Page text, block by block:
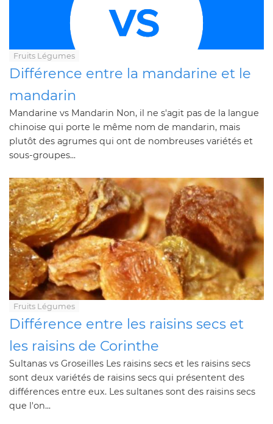
Fruits Légumes
Différence entre la mandarine et le
mandarin
Mandarine vs Mandarin Non, il ne s'agit pas de la langue
chinoise qui porte le même nom de mandarin, mais
plutôt des agrumes qui ont de nombreuses variétés et
sous-groupes...
Fruits Légumes
Différence entre les raisins secs et
les raisins de Corinthe
Sultanas vs Groseilles Les raisins secs et les raisins secs
sont deux variétés de raisins secs qui présentent des
différences entre eux. Les sultanes sont des raisins secs
que l'on...